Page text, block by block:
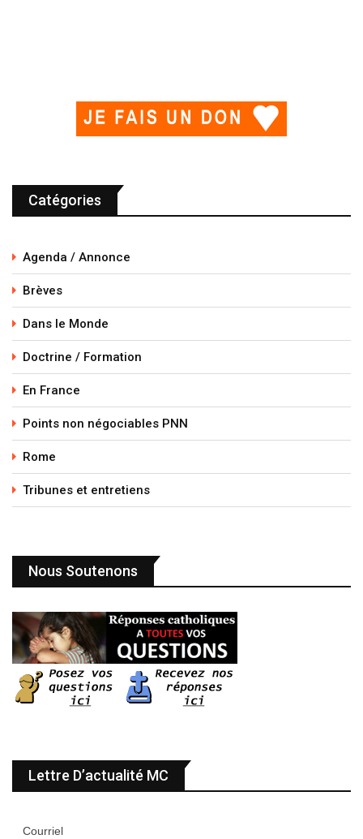
Catégories
Agenda / Annonce
Brèves
Dans le Monde
Doctrine / Formation
En France
Points non négociables PNN
Rome
Tribunes et entretiens
Nous Soutenons
Lettre D’actualité MC
Courriel